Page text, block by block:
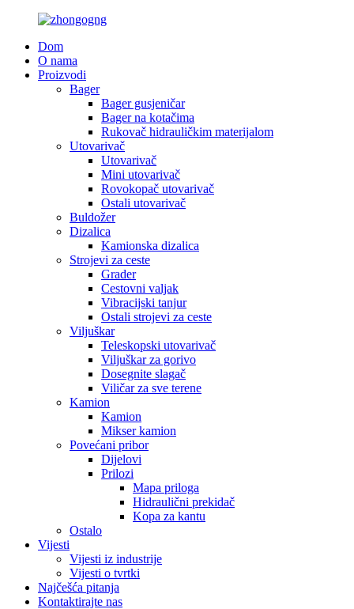
Dom
O nama
Proizvodi
Bager
Bager gusjeničar
Bager na kotačima
Rukovač hidrauličkim materijalom
Utovarivač
Utovarivač
Mini utovarivač
Rovokopač utovarivač
Ostali utovarivač
Buldožer
Dizalica
Kamionska dizalica
Strojevi za ceste
Grader
Cestovni valjak
Vibracijski tanjur
Ostali strojevi za ceste
Viljuškar
Teleskopski utovarivač
Viljuškar za gorivo
Dosegnite slagač
Viličar za sve terene
Kamion
Kamion
Mikser kamion
Povećani pribor
Dijelovi
Prilozi
Mapa priloga
Hidraulični prekidač
Kopa za kantu
Ostalo
Vijesti
Vijesti iz industrije
Vijesti o tvrtki
Najčešća pitanja
Kontaktirajte nas